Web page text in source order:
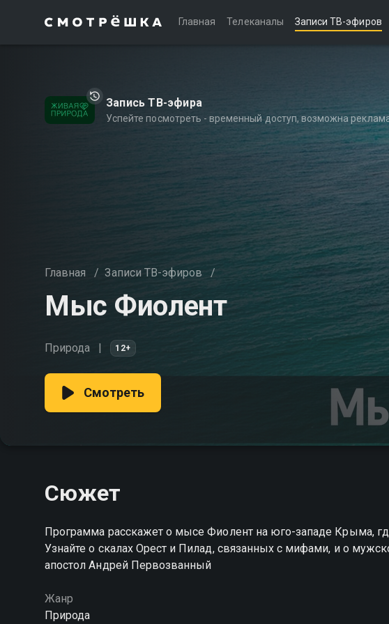
Главная Телеканалы Записи ТВ-эфиров
Запись ТВ-эфира
Успейте посмотреть - временный доступ, возможна
Главная / Записи ТВ-эфиров /
Мыс Фиолент
Природа 12+
Смотреть
Сюжет
Программа расскажет о мысе Фиолент на юго-западе Крыма,
Узнайте о скалах Орест и Пилад, связанных с мифами, и о
апостол Андрей Первозванный
Жанр
Природа